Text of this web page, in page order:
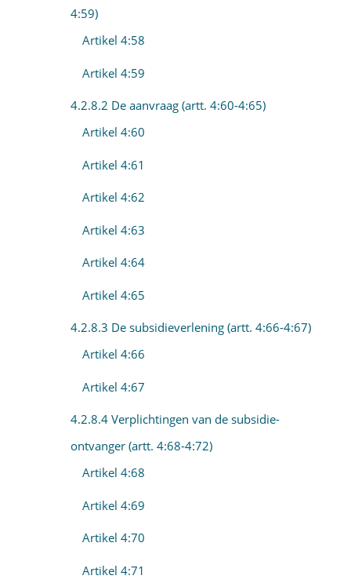
4:59)
Artikel 4:58
Artikel 4:59
4.2.8.2 De aanvraag (artt. 4:60-4:65)
Artikel 4:60
Artikel 4:61
Artikel 4:62
Artikel 4:63
Artikel 4:64
Artikel 4:65
4.2.8.3 De subsidieverlening (artt. 4:66-4:67)
Artikel 4:66
Artikel 4:67
4.2.8.4 Verplichtingen van de subsidie-
ontvanger (artt. 4:68-4:72)
Artikel 4:68
Artikel 4:69
Artikel 4:70
Artikel 4:71